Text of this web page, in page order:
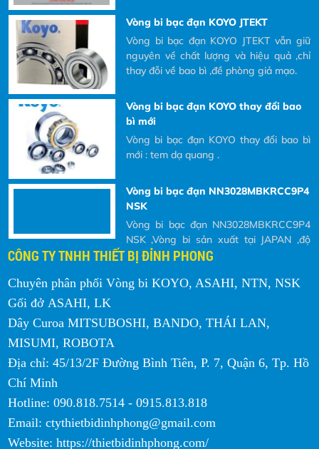
Vòng bi bạc đạn KOYO JTEKT
Vòng bi bạc đạn KOYO JTEKT vẫn giữ
nguyên về chất lượng và hiệu quả ,chỉ
thay đỗi về bao bì ,đề phòng giả mạo.
Vòng bi bạc đạn KOYO thay đổi bao
bì mới
Vòng bi bạc đạn KOYO thay đổi bao bì
mới : tem dạ quang .
Vòng bi bạc đạn NN3028MBKRCC9P4
NSK
Vòng bi bạc đạn NN3028MBKRCC9P4
NSK ,Vòng bi sản xuất tại JAPAN ,độ
chính xác cao sử dụng trục chính máy
Vòng bi NTN thay đổi bao bì mới
ty NTN được thành lập năm 1918 tại
Nhật Bản
Vòng bi bạc đạn TIMKEN (USA)
Vòng bi bạc đạn TIMKEN (USA)
những máy móc công trình : xe cẩu ,xe
cuốc ,xe đào
CÔNG TY TNHH THIẾT BỊ ĐỈNH PHONG
Chuyên phân phối Vòng bi KOYO, ASAHI, NTN, NSK
Gối đở ASAHI, LK
Dây Curoa MITSUBOSHI, BANDO, THÁI LAN,
MISUMI, ROBOTA
Địa chỉ: 45/13/2F Đường Bình Tiên, P. 7, Quận 6, Tp. Hồ
Chí Minh
Hotline: 090.818.7514 - 0915.813.818
Email: ctythietbidinhphong@gmail.com
Website: https://thietbidinhphong.com/